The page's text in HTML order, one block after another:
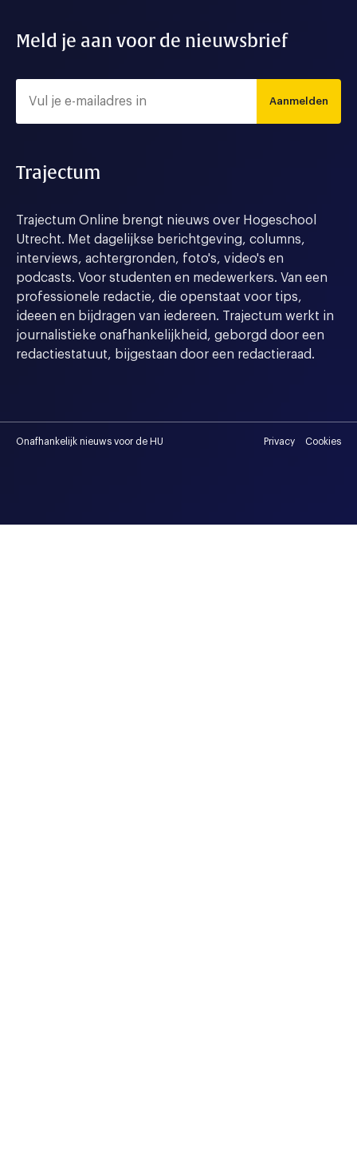
Meld je aan voor de nieuwsbrief
Aanmelden
Trajectum
Trajectum Online brengt nieuws over Hogeschool
Utrecht. Met dagelijkse berichtgeving, columns,
interviews, achtergronden, foto's, video's en
podcasts. Voor studenten en medewerkers. Van een
professionele redactie, die openstaat voor tips,
ideeen en bijdragen van iedereen. Trajectum werkt in
journalistieke onafhankelijkheid, geborgd door een
redactiestatuut, bijgestaan door een redactieraad.
Onafhankelijk nieuws voor de HU Privacy Cookies